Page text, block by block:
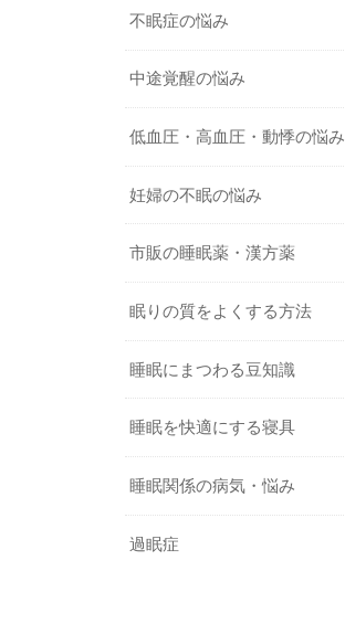
不眠症の悩み
中途覚醒の悩み
低血圧・高血圧・動悸の悩み
妊婦の不眠の悩み
市販の睡眠薬・漢方薬
眠りの質をよくする方法
睡眠にまつわる豆知識
睡眠を快適にする寝具
睡眠関係の病気・悩み
過眠症